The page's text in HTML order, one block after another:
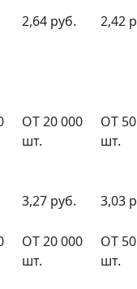
2,64 руб.
2,42
ОТ 20 000
шт.
ОТ
шт.
3,27 руб.
3,03
ОТ 20 000
шт.
ОТ
шт.